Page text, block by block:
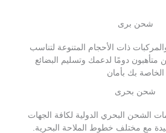
شحن برى
ذات الأحجام المتنوعة لتناسب
متأهبون دومًا لدعمك وتسليم البضائع
الخاصة بك بأمان
شحن بحرى
الشحن البحري الدولية لكافة الجهات
مع مختلف خطوط الملاحة البحرية.